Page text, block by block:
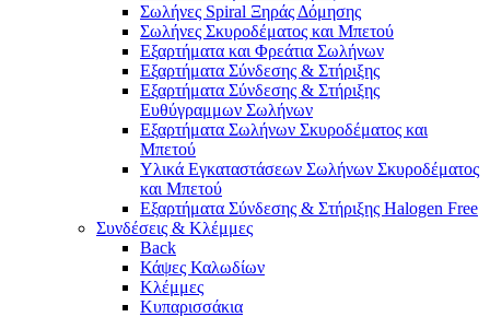
Σωλήνες Spiral Ξηράς Δόμησης
Σωλήνες Σκυροδέματος και Μπετού
Εξαρτήματα και Φρεάτια Σωλήνων
Εξαρτήματα Σύνδεσης & Στήριξης
Εξαρτήματα Σύνδεσης & Στήριξης
Ευθύγραμμων Σωλήνων
Εξαρτήματα Σωλήνων Σκυροδέματος και
Μπετού
Υλικά Εγκαταστάσεων Σωλήνων Σκυροδέματος
και Μπετού
Εξαρτήματα Σύνδεσης & Στήριξης Halogen Free
Συνδέσεις & Κλέμμες
Back
Κάψες Καλωδίων
Κλέμμες
Κυπαρισσάκια